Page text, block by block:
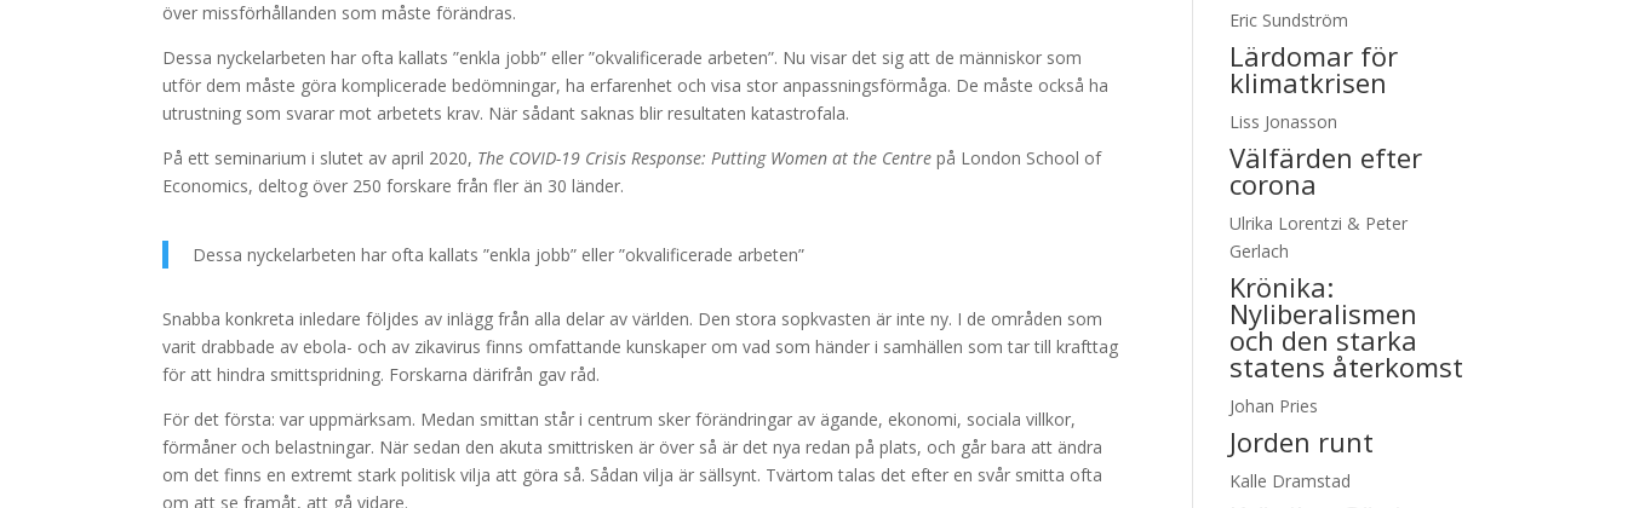
över missförhållanden som måste förändras.
Dessa nyckelarbeten har ofta kallats ”enkla jobb” eller ”okvalificerade arbeten”. Nu visar det sig att de människor som
utför dem måste göra komplicerade bedömningar, ha erfarenhet och visa stor anpassningsförmåga. De måste också ha
utrustning som svarar mot arbetets krav. När sådant saknas blir resultaten katastrofala.
På ett seminarium i slutet av april 2020, The COVID-19 Crisis Response: Putting Women at the Centre på London School of
Economics, deltog över 250 forskare från fler än 30 länder.
Dessa nyckelarbeten har ofta kallats ”enkla jobb” eller ”okvalificerade arbeten”
Snabba konkreta inledare följdes av inlägg från alla delar av världen. Den stora sopkvasten är inte ny. I de områden som
varit drabbade av ebola- och av zikavirus finns omfattande kunskaper om vad som händer i samhällen som tar till krafttag
för att hindra smittspridning. Forskarna därifrån gav råd.
För det första: var uppmärksam. Medan smittan står i centrum sker förändringar av ägande, ekonomi, sociala villkor,
förmåner och belastningar. När sedan den akuta smittrisken är över så är det nya redan på plats, och går bara att ändra
om det finns en extremt stark politisk vilja att göra så. Sådan vilja är sällsynt. Tvärtom talas det efter en svår smitta ofta
om att se framåt, att gå vidare.
Eric Sundström
Lärdomar för
klimatkrisen
Liss Jonasson
Välfärden efter
corona
Ulrika Lorentzi & Peter
Gerlach
Krönika:
Nyliberalismen
och den starka
statens återkomst
Johan Pries
Jorden runt
Kalle Dramstad